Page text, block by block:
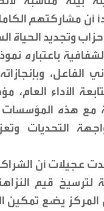
أن مشاركتهم
وتجديد الحياة
باعتباره
الفاعل،
الأداء العام،
مع هذه
التحديات
عجيلات أن
قيم
يضع تمكين